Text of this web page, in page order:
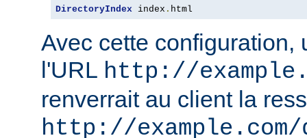
DirectoryIndex index . html
Avec cette configuration,
l'URL http://
renverrait au client la
http://